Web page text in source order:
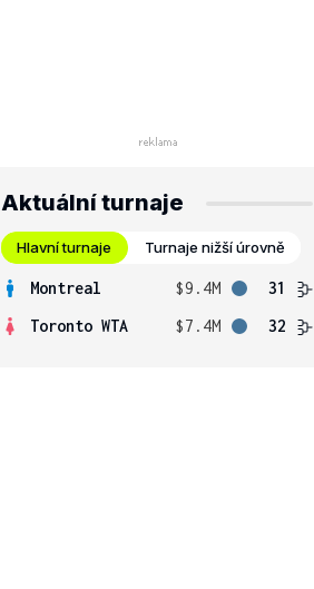
Aktuální turnaje
Hlavní turnaje Turnaje nižší úrovně
Montreal $9.4M
31
Toronto WTA
$7.4M 32